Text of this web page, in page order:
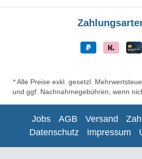
* Alle Preise exkl. gesetzl.
und ggf. Nachnahmegebühren, wenn
Jobs AGB Versand
Datenschutz
Impressum